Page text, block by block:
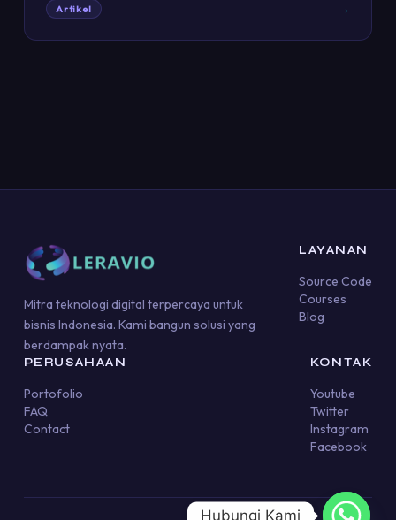
Artikel →
Mitra teknologi digital terpercaya untuk
bisnis Indonesia. Kami bangun solusi yang
berdampak nyata.
LAYANAN
Source Code
Courses
Blog
PERUSAHAAN
Portofolio
FAQ
Contact
KONTAK
Youtube
Twitter
Instagram
Facebook
Hubungi Kami